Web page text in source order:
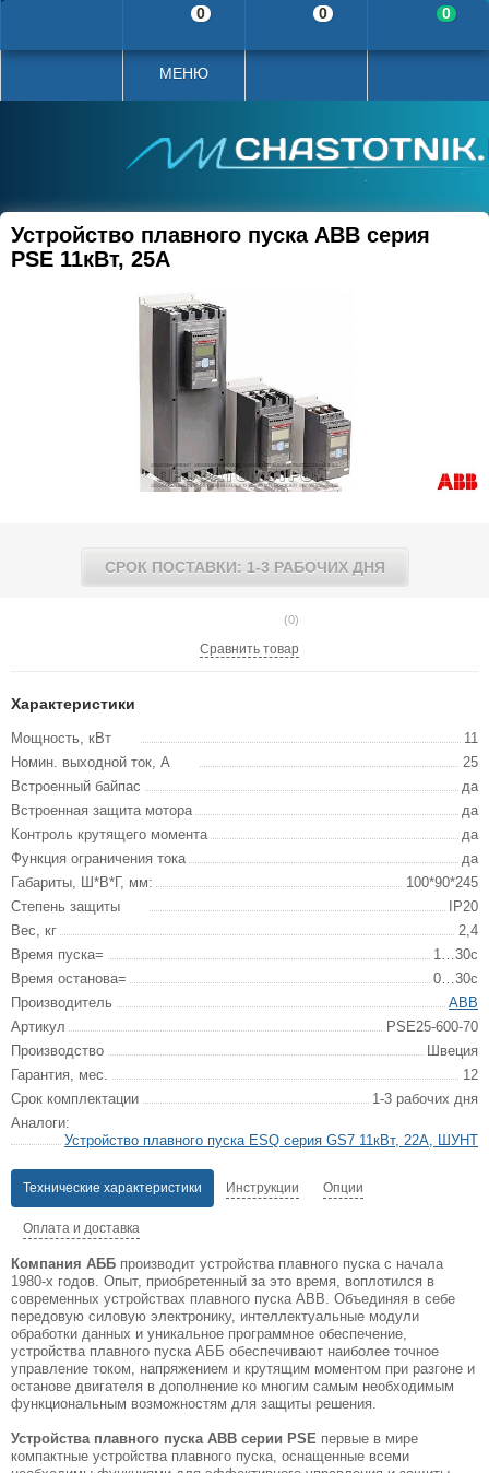
МЕНЮ
Устройство плавного пуска ABB серия
PSE 11кВт, 25А
СРОК ПОСТАВКИ: 1-3 РАБОЧИХ ДНЯ
(0)
Сравнить товар
Характеристики
Мощность, кВт
11
Номин. выходной ток, А
25
Встроенный байпас
да
Встроенная защита мотора
да
Контроль крутящего момента
да
Функция ограничения тока
да
Габариты, Ш*В*Г, мм:
100*90*245
Степень защиты
IP20
Вес, кг
2,4
Время пуска=
1…30с
Время останова=
0…30с
Производитель
ABB
Артикул
PSE25-600-70
Производство
Швеция
Гарантия, мес.
12
Срок комплектации
1-3 рабочих дня
Аналоги:
Устройство плавного пуска ESQ серия GS7 11кВт, 22А, ШУНТ
Технические характеристики Инструкции Опции
Оплата и доставка
Компания АББ производит устройства плавного пуска с начала
1980-х годов. Опыт, приобретенный за это время, воплотился в
современных устройствах плавного пуска ABB. Объединяя в себе
передовую силовую электронику, интеллектуальные модули
обработки данных и уникальное программное обеспечение,
устройства плавного пуска АББ обеспечивают наиболее точное
управление током, напряжением и крутящим моментом при разгоне и
останове двигателя в дополнение ко многим самым необходимым
функциональным возможностям для защиты решения.
Устройства плавного пуска ABB серии PSE первые в мире
компактные устройства плавного пуска, оснащенные всеми
0 0 0